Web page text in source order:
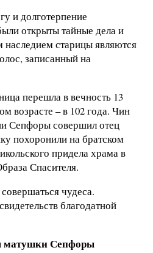
и долготерпение
открыты тайные дела и
старицы являются
записанный на
перешла в вечность 13
возрасте – в 102 года. Чин
Сепфоры совершил отец
похоронили на братском
придела храма в
Спасителя.
чудеса.
благодатной
матушки Сепфоры